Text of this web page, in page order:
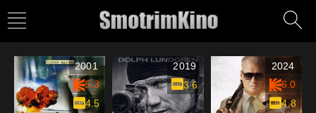
2001
5.3
4.5
2019
3.6
2024
6.0
4.8